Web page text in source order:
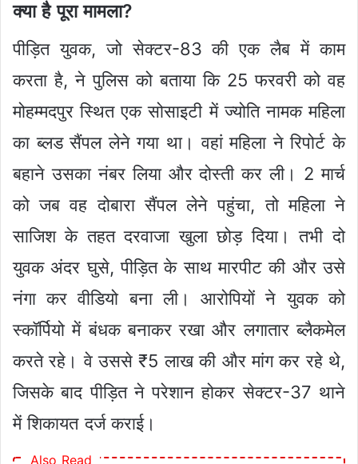
क्या है पूरा मामला?
पीड़ित युवक, जो सेक्टर-83 की एक लैब में काम
करता है, ने पुलिस को बताया कि 25 फरवरी को वह
मोहम्मदपुर स्थित एक सोसाइटी में ज्योति नामक महिला
का ब्लड सैंपल लेने गया था। वहां महिला ने रिपोर्ट के
बहाने उसका नंबर लिया और दोस्ती कर ली। 2 मार्च
को जब वह दोबारा सैंपल लेने पहुंचा, तो महिला ने
साजिश के तहत दरवाजा खुला छोड़ दिया। तभी दो
युवक अंदर घुसे, पीड़ित के साथ मारपीट की और उसे
नंगा कर वीडियो बना ली। आरोपियों ने युवक को
स्कॉर्पियो में बंधक बनाकर रखा और लगातार ब्लैकमेल
करते रहे। वे उससे ₹5 लाख की और मांग कर रहे थे,
जिसके बाद पीड़ित ने परेशान होकर सेक्टर-37 थाने
में शिकायत दर्ज कराई।
Also Read